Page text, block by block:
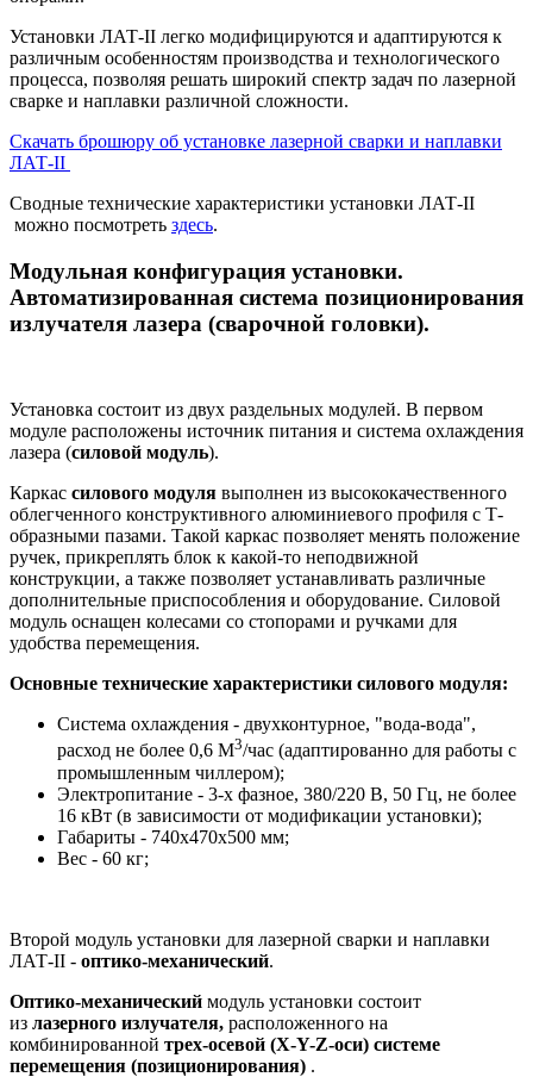
Установки ЛАТ-II легко модифицируются и адаптируются к
различным особенностям производства и технологического
процесса, позволяя решать широкий спектр задач по лазерной
сварке и наплавки различной сложности.
Скачать брошюру об установке лазерной сварки и наплавки
ЛАТ-II
Сводные технические характеристики установки ЛАТ-II
можно посмотреть здесь.
Модульная конфигурация установки.
Автоматизированная система позиционирования
излучателя лазера (сварочной головки).
Установка состоит из двух раздельных модулей. В первом
модуле расположены источник питания и система охлаждения
лазера (силовой модуль).
Каркас силового модуля выполнен из высококачественного
облегченного конструктивного алюминиевого профиля с Т-
образными пазами. Такой каркас позволяет менять положение
ручек, прикреплять блок к какой-то неподвижной
конструкции, а также позволяет устанавливать различные
дополнительные приспособления и оборудование. Силовой
модуль оснащен колесами со стопорами и ручками для
удобства перемещения.
Основные технические характеристики силового модуля:
Система охлаждения - двухконтурное, "вода-вода",
расход не более 0,6 М3/час (адаптированно для работы с
промышленным чиллером);
Электропитание - 3-х фазное, 380/220 В, 50 Гц, не более
16 кВт (в зависимости от модификации установки);
Габариты - 740х470х500 мм;
Вес - 60 кг;
Второй модуль установки для лазерной сварки и наплавки
ЛАТ-II - оптико-механический.
Оптико-механический модуль установки состоит
из лазерного излучателя, расположенного на
комбинированной трех-осевой (Х-Y-Z-оси) системе
перемещения (позиционирования) .